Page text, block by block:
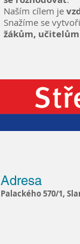
Naším cílem je
Snažíme se
žákům,
Adresa
Palackého 570/1,